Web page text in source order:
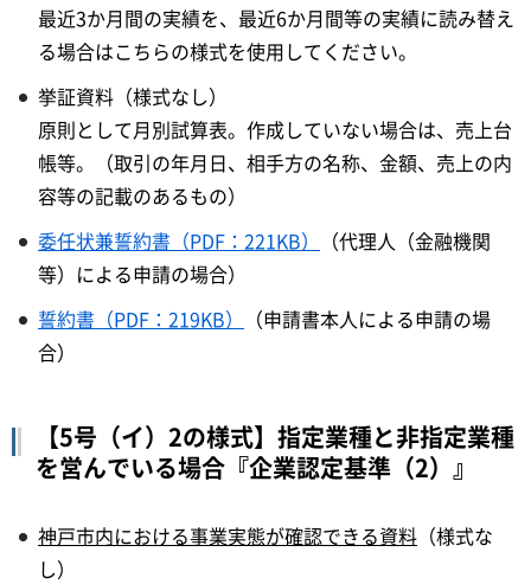
最近3か月間の実績を、最近6か月間等の実績に読み替え
る場合はこちらの様式を使用してください。
挙証資料（様式なし）
原則として月別試算表。作成していない場合は、売上台
帳等。（取引の年月日、相手方の名称、金額、売上の内
容等の記載のあるもの）
委任状兼誓約書（PDF：221KB）
（代理人（金融機関
等）による申請の場合）
誓約書（PDF：219KB）
（申請書本人による申請の場
合）
【5号（イ）2の様式】指定業種と非指定業種
を営んでいる場合『企業認定基準（2）』
神戸市内における事業実態が確認できる資料 （様式な
し）